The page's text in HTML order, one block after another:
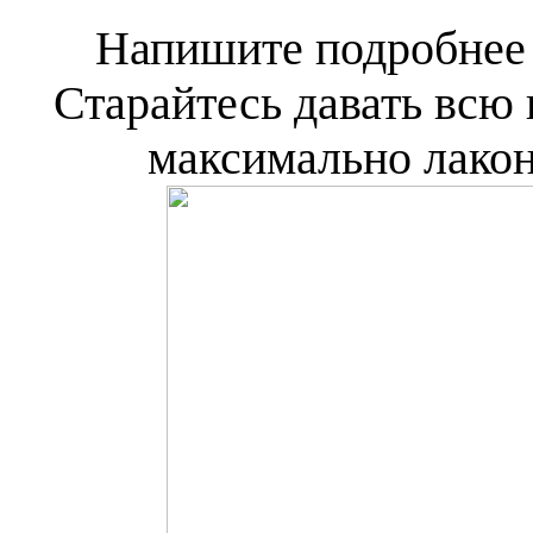
Напишите подробнее
Старайтесь давать
максимально